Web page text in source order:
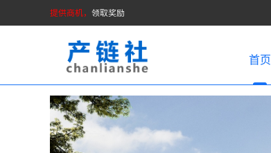
提供商机， 领取奖励
首页